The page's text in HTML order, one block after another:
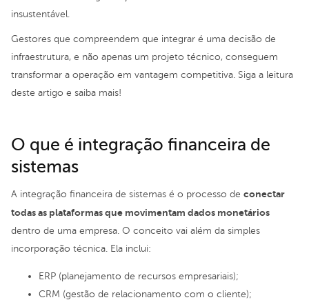
insustentável.
Gestores que compreendem que integrar é uma decisão de
infraestrutura, e não apenas um projeto técnico, conseguem
transformar a operação em vantagem competitiva. Siga a leitura
deste artigo e saiba mais!
O que é integração financeira de
sistemas
A integração financeira de sistemas é o processo de conectar
todas as plataformas que movimentam dados monetários
dentro de uma empresa. O conceito vai além da simples
incorporação técnica. Ela inclui:
ERP (planejamento de recursos empresariais);
CRM (gestão de relacionamento com o cliente);